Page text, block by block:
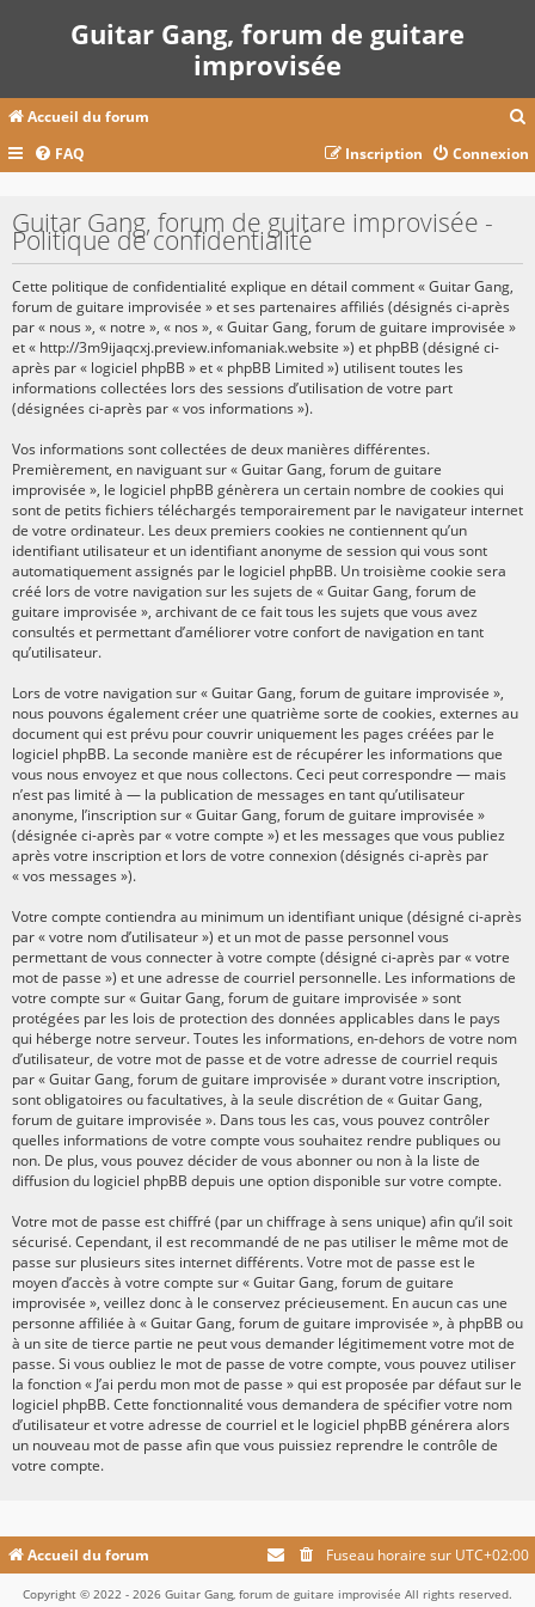
Guitar Gang, forum de guitare
improvisée
Accueil du forum
c
FAQ Connexion
Inscription
Guitar Gang, forum de guitare improvisée -
Politique de confidentialité
Cette politique de confidentialité explique en détail comment « Guitar Gang,
forum de guitare improvisée » et ses partenaires affiliés (désignés ci-après
par « nous », « notre », « nos », « Guitar Gang, forum de guitare improvisée »
et « http://3m9ijaqcxj.preview.infomaniak.website ») et phpBB (désigné ci-
après par « logiciel phpBB » et « phpBB Limited ») utilisent toutes les
informations collectées lors des sessions d’utilisation de votre part
(désignées ci-après par « vos informations »).
Vos informations sont collectées de deux manières différentes.
Premièrement, en naviguant sur « Guitar Gang, forum de guitare
improvisée », le logiciel phpBB génèrera un certain nombre de cookies qui
sont de petits fichiers téléchargés temporairement par le navigateur internet
de votre ordinateur. Les deux premiers cookies ne contiennent qu’un
identifiant utilisateur et un identifiant anonyme de session qui vous sont
automatiquement assignés par le logiciel phpBB. Un troisième cookie sera
créé lors de votre navigation sur les sujets de « Guitar Gang, forum de
guitare improvisée », archivant de ce fait tous les sujets que vous avez
consultés et permettant d’améliorer votre confort de navigation en tant
qu’utilisateur.
Lors de votre navigation sur « Guitar Gang, forum de guitare improvisée »,
nous pouvons également créer une quatrième sorte de cookies, externes au
document qui est prévu pour couvrir uniquement les pages créées par le
logiciel phpBB. La seconde manière est de récupérer les informations que
vous nous envoyez et que nous collectons. Ceci peut correspondre — mais
n’est pas limité à — la publication de messages en tant qu’utilisateur
anonyme, l’inscription sur « Guitar Gang, forum de guitare improvisée »
(désignée ci-après par « votre compte ») et les messages que vous publiez
après votre inscription et lors de votre connexion (désignés ci-après par
« vos messages »).
Votre compte contiendra au minimum un identifiant unique (désigné ci-après
par « votre nom d’utilisateur ») et un mot de passe personnel vous
permettant de vous connecter à votre compte (désigné ci-après par « votre
mot de passe ») et une adresse de courriel personnelle. Les informations de
votre compte sur « Guitar Gang, forum de guitare improvisée » sont
protégées par les lois de protection des données applicables dans le pays
qui héberge notre serveur. Toutes les informations, en-dehors de votre nom
d’utilisateur, de votre mot de passe et de votre adresse de courriel requis
par « Guitar Gang, forum de guitare improvisée » durant votre inscription,
sont obligatoires ou facultatives, à la seule discrétion de « Guitar Gang,
forum de guitare improvisée ». Dans tous les cas, vous pouvez contrôler
quelles informations de votre compte vous souhaitez rendre publiques ou
non. De plus, vous pouvez décider de vous abonner ou non à la liste de
diffusion du logiciel phpBB depuis une option disponible sur votre compte.
Votre mot de passe est chiffré (par un chiffrage à sens unique) afin qu’il soit
sécurisé. Cependant, il est recommandé de ne pas utiliser le même mot de
passe sur plusieurs sites internet différents. Votre mot de passe est le
moyen d’accès à votre compte sur « Guitar Gang, forum de guitare
improvisée », veillez donc à le conservez précieusement. En aucun cas une
personne affiliée à « Guitar Gang, forum de guitare improvisée », à phpBB ou
à un site de tierce partie ne peut vous demander légitimement votre mot de
passe. Si vous oubliez le mot de passe de votre compte, vous pouvez utiliser
la fonction « J’ai perdu mon mot de passe » qui est proposée par défaut sur le
logiciel phpBB. Cette fonctionnalité vous demandera de spécifier votre nom
d’utilisateur et votre adresse de courriel et le logiciel phpBB générera alors
un nouveau mot de passe afin que vous puissiez reprendre le contrôle de
votre compte.
Accueil du forum Fuseau horaire sur UTC+02:00
Copyright © 2022 - 2026 Guitar Gang, forum de guitare improvisée All rights reserved.